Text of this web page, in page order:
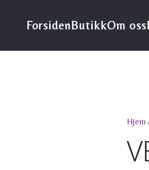
ForsidenButikkOm oss
Hjem